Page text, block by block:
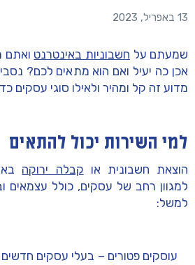
13 באפריל, 2023
שמעתם על חשבוניות באינטרנט ואתם
אכן כה יעיל ואם הוא מתאים לכם?
מדוע זה קל ומהיר ולאילו סוגי עסקים
למי השירות יכול להתאים
הוצאת חשבונית או קבלה ירוקה
למגוון רחב של עסקים, כולל עצמאים
למשל:
עוסקים פטורים – בעלי עסקים